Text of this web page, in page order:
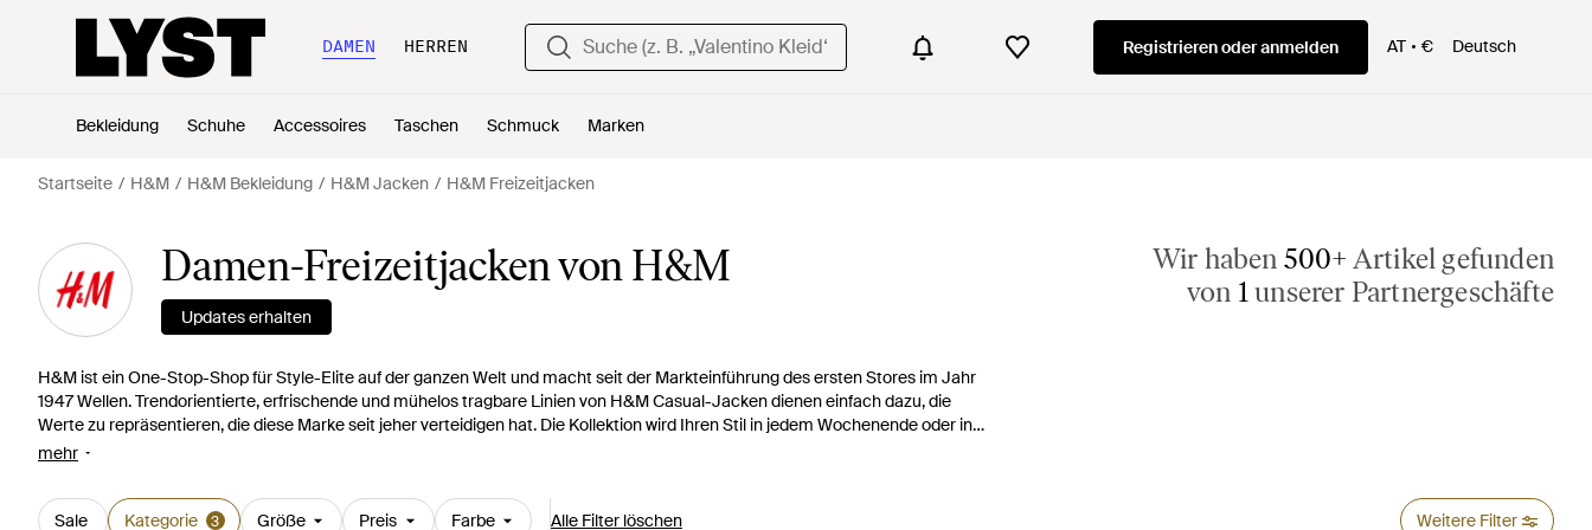
DAMEN HERREN Registrieren oder anmelden AT € Deutsch
Bekleidung Schuhe Accessoires Taschen Schmuck Marken
Startseite H&M H&M Bekleidung H&M Jacken H&M Freizeitjacken
Damen-Freizeitjacken von H&M
Updates erhalten
H&M ist ein One-Stop-Shop für Style-Elite auf der ganzen Welt und macht seit der Markteinführung des ersten Stores im Jahr
1947 Wellen. Trendorientierte, erfrischende und mühelos tragbare Linien von H&M Casual-Jacken dienen einfach dazu, die
Werte zu repräsentieren, die diese Marke seit jeher verteidigen hat. Die Kollektion wird Ihren Stil in jedem Wochenende oder in
jeder gesellschaftlichen Szene unterbringen und bietet eine große Auswahl an Statements für jede Jahreszeit. Ob Sie mit einem
definieren.
mehr
Wir haben 500+ Artikel gefunden
von 1unserer Partnergeschäfte
Sale Kategorie 3 Größe Preis Farbe Alle Filter löschen Weitere Filter